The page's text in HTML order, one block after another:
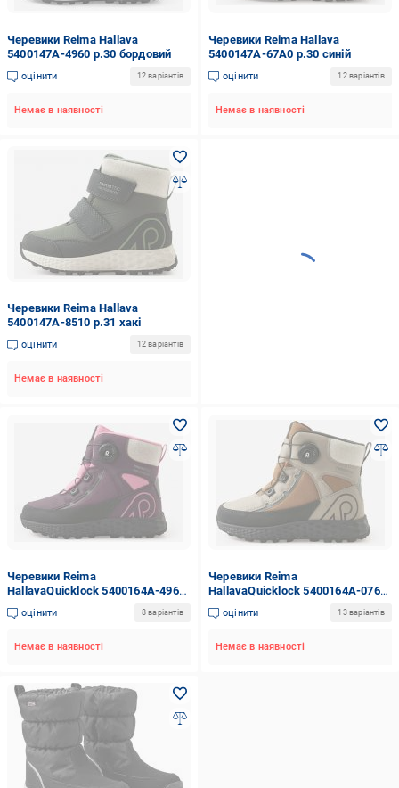
Черевики Reima Hallava
5400147A-4960 р.30 бордовий
оцінити 12 варіантів
Немає в наявності
Черевики Reima Hallava
5400147A-67A0 р.30 синій
оцінити 12 варіантів
Немає в наявності
Черевики Reima Hallava
5400147A-8510 р.31 хакі
оцінити 12 варіантів
Немає в наявності
Черевики Reima
HallavaQuicklock 5400164A-4960
р.31 бордовий
оцінити 8 варіантів
Немає в наявності
Черевики Reima
HallavaQuicklock 5400164A-0760
р.30 бежевий
оцінити 13 варіантів
Немає в наявності